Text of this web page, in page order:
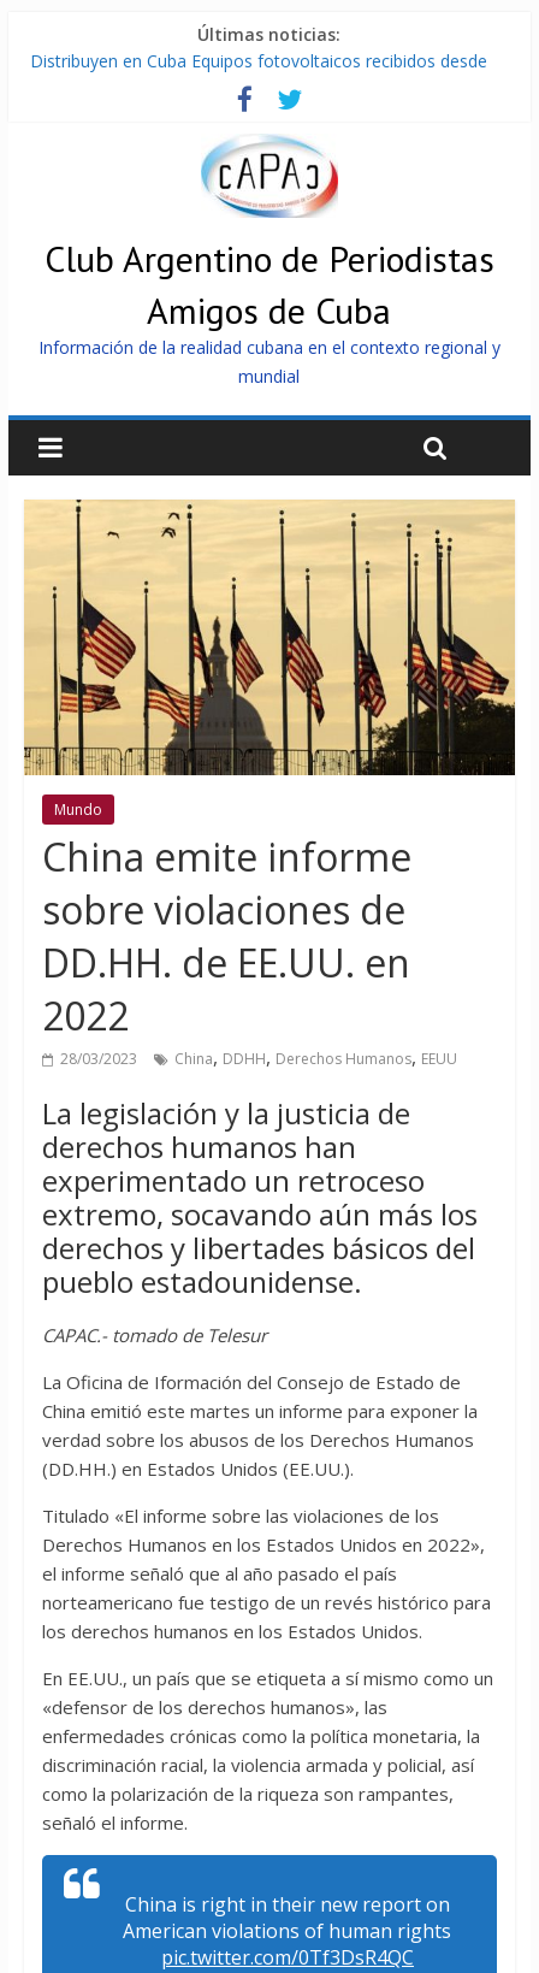
Últimas noticias:
Distribuyen en Cuba Equipos fotovoltaicos recibidos desde
La ONU condena medidas de EE.UU contra Cuba
Cuba alerta sobre doctrina militar de dominación de EEUU
Nuevas sanciones de EEUU contra Cuba apuntan a la
cooperación militar con Rusia y China
Brutal represión contra los que marchan para que no se
venda la patria
Club Argentino de Periodistas
Amigos de Cuba
Información de la realidad cubana en el contexto regional y
mundial
Mundo
China emite informe
sobre violaciones de
DD.HH. de EE.UU. en
2022
28/03/2023 China, DDHH, Derechos Humanos, EEUU
La legislación y la justicia de
derechos humanos han
experimentado un retroceso
extremo, socavando aún más los
derechos y libertades básicos del
pueblo estadounidense.
CAPAC.- tomado de Telesur
La Oficina de Iformación del Consejo de Estado de
China emitió este martes un informe para exponer la
verdad sobre los abusos de los Derechos Humanos
(DD.HH.) en Estados Unidos (EE.UU.).
Titulado «El informe sobre las violaciones de los
Derechos Humanos en los Estados Unidos en 2022»,
el informe señaló que al año pasado el país
norteamericano fue testigo de un revés histórico para
los derechos humanos en los Estados Unidos.
En EE.UU., un país que se etiqueta a sí mismo como un
«defensor de los derechos humanos», las
enfermedades crónicas como la política monetaria, la
discriminación racial, la violencia armada y policial, así
como la polarización de la riqueza son rampantes,
señaló el informe.
China is right in their new report on
American violations of human rights
pic.twitter.com/0Tf3DsR4QC